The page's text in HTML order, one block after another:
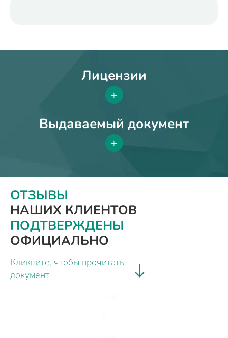
Лицензии
+
Выдаваемый документ
+
ОТЗЫВЫ
НАШИХ КЛИЕНТОВ
ПОДТВЕРЖДЕНЫ
ОФИЦИАЛЬНО
Кликните, чтобы прочитать
документ